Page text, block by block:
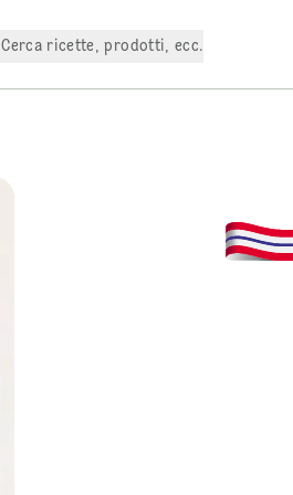
Cerca ricette, prodotti, ecc.